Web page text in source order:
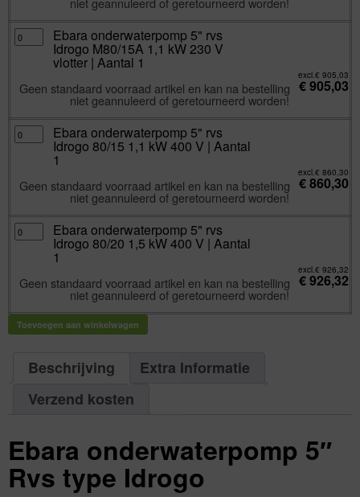
Aantal
1
aantal
Ebara
onderwaterpomp
5"
1,1
kW
|
Aantal
1
Ebara onderwaterpomp 5" rvs
Idrogo M80/15A 1,1 kW 230 V
vlotter | Aantal 1
excl.€ 905,03
€905,03
Geen standaard voorraad artikel en kan na bestelling
niet geannuleerd of geretourneerd worden!
Ebara
onderwaterpomp
5"
1,1
kW
Aantal
1
aantal
Ebara onderwaterpomp 5" rvs
Idrogo 80/15 1,1 kW 400 V | Aantal
1
excl.€ 860,30
€860,30
Geen standaard voorraad artikel en kan na bestelling
niet geannuleerd of geretourneerd worden!
Ebara
onderwaterpomp
5"
1,5
kW
|
Aantal
1
Ebara onderwaterpomp 5" rvs
Idrogo 80/20 1,5 kW 400 V | Aantal
1
excl.€ 926,32
€926,32
Geen standaard voorraad artikel en kan na bestelling
niet geannuleerd of geretourneerd worden!
Toevoegen aan winkelwagen
Beschrijving
Extra Informatie
Verzend kosten
Ebara onderwaterpomp 5″
Rvs type Idrogo